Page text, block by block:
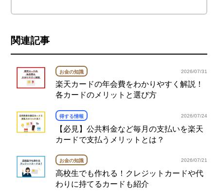
関連記事
お金の知識 2026/07/31
楽天カードの年会費をわかりやすく解説！
各カードのメリットと選び方
得する情報 2026/07/24
【必見】公共料金など毎月の支払いを楽天
カードで支払うメリットとは？
お金の知識 2026/07/21
高校生でも作れる！クレジットカードや代
わりに持てるカードも紹介